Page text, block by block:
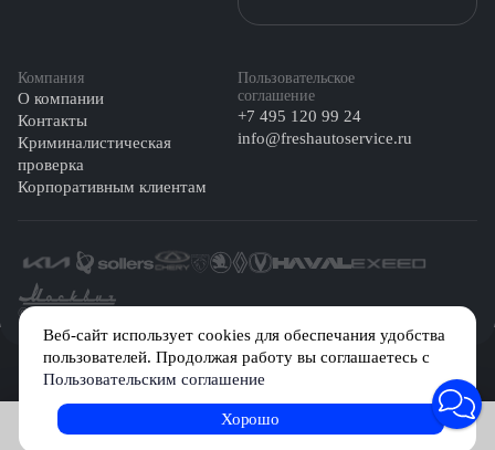
Записаться на услугу
Веб-сайт использует cookies для обеспечания удобства
пользователей. Продолжая работу вы соглашаетесь с
Пользовательским соглашение
Хорошо
Компания
О компании
Контакты
Криминалистическая
проверка
Корпоративным клиентам
Пользовательское
соглашение
+7 495 120 99 24
info@freshautoservice.ru
©️ 2026 Fresh Auto
Сетевое издание «Первый автомобильный маркетплейс» зарегистрировано
Решением Федеральной службы по надзору в сфере связи, информационных
технологий и массовых коммуникаций (Роскомнадзор) № Эл № ФС77-84512 от
29 декабря 2022 г.
Учредитель: Общество с ограниченной ответственностью «МБ-Авто»